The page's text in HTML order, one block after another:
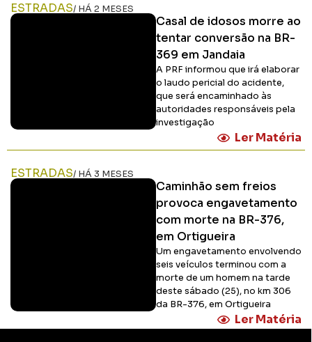
ESTRADAS/ HÁ 2 MESES
Casal de idosos morre ao
tentar conversão na BR-
369 em Jandaia
A PRF informou que irá elaborar
o laudo pericial do acidente,
que será encaminhado às
autoridades responsáveis pela
investigação
Ler Matéria
ESTRADAS/ HÁ 3 MESES
Caminhão sem freios
provoca engavetamento
com morte na BR-376,
em Ortigueira
Um engavetamento envolvendo
seis veículos terminou com a
morte de um homem na tarde
deste sábado (25), no km 306
da BR-376, em Ortigueira
Ler Matéria